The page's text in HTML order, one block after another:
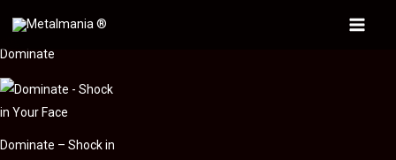
contenido
Main
Dominate
Dominate – Shock in